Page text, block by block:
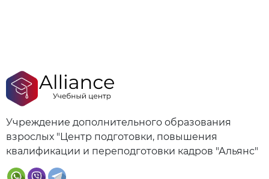
Учреждение дополнительного образования
взрослых "Центр подготовки, повышения
квалификации и переподготовки кадров "Альянс"